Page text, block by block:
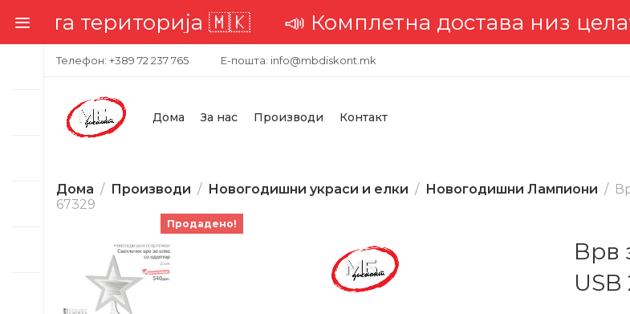
територија 🇲🇰📣 Комплетна достава низ
Телефон: +389 72 237 765 Е-пошта: info@mbdiskont.mk
Дома За нас Производи Контакт
Дома Производи Новогодишни украси и елки Новогодишни Лампиони
67329
Продадено!
Врв